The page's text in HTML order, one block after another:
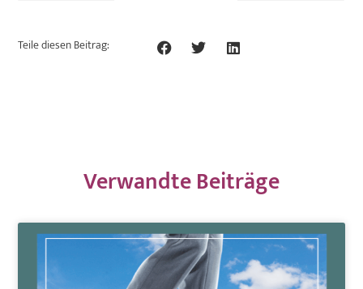
Teile diesen Beitrag:
Verwandte Beiträge